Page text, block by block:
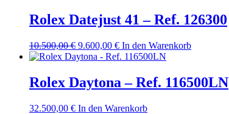
Rolex Datejust 41 – Ref. 126300
10.500,00€ Ursprünglicher
Preis
10.500,00 €
9.600,00 €Aktueller
Preis
9.600,00 €.
In den Warenkorb
Rolex Daytona – Ref. 116500LN
32.500,00 € In den Warenkorb